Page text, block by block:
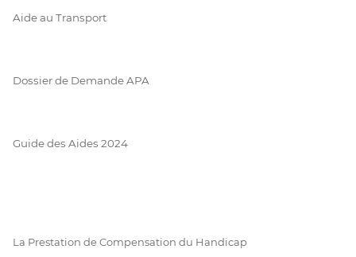
Aide au Transport
Dossier de Demande APA
Guide des Aides 2024
La Prestation de Compensation du Handicap